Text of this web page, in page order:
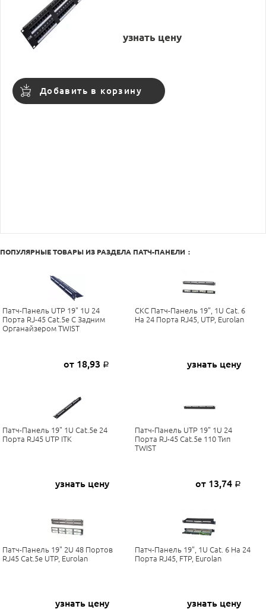
узнать цену
Добавить в корзину
ПОПУЛЯРНЫЕ ТОВАРЫ ИЗ РАЗДЕЛА ПАТЧ-ПАНЕЛИ :
Патч-Панель UTP 19" 1U 24
Порта RJ-45 Cat.5e С Задним
Органайзером TWIST
от 18,93 Р
СКС Патч-Панель 19”, 1U Cat. 6
На 24 Порта RJ45, UTP, Eurolan
узнать цену
Патч-Панель 19" 1U Cat.5e 24
Порта RJ45 UTP ITK
узнать цену
Патч-Панель UTP 19" 1U 24
Порта RJ-45 Cat.5e 110 Тип
TWIST
от 13,74 Р
Патч-Панель 19" 2U 48 Портов
RJ45 Cat.5e UTP, Eurolan
узнать цену
Патч-Панель 19”, 1U Cat. 6 На 24
Порта RJ45, FTP, Eurolan
узнать цену